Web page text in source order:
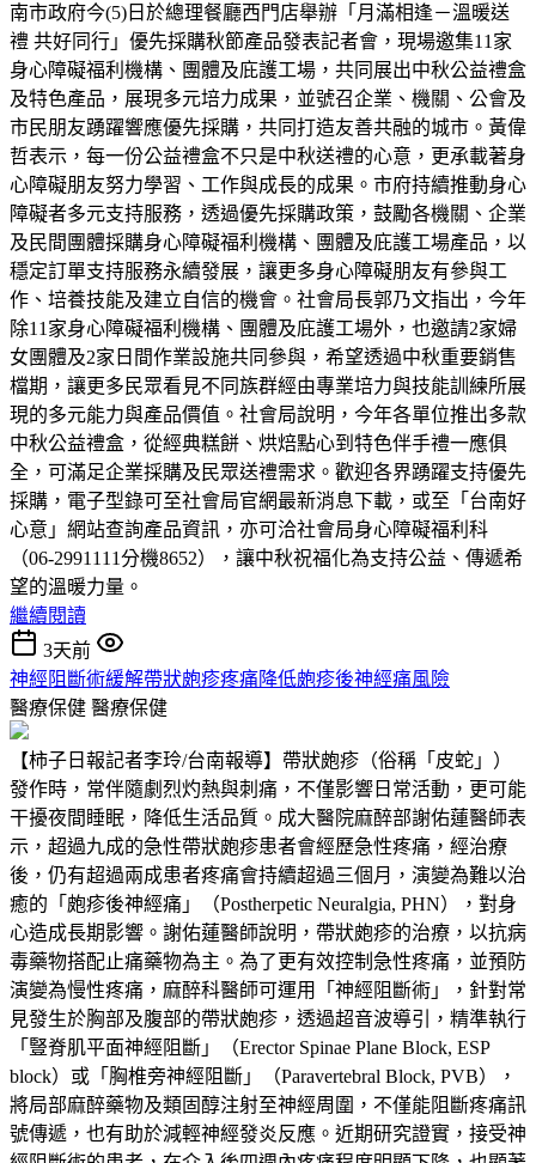
南市政府今(5)日於總理餐廳西門店舉辦「月滿相逢－溫暖送
禮 共好同行」優先採購秋節產品發表記者會，現場邀集11家
身心障礙福利機構、團體及庇護工場，共同展出中秋公益禮盒
及特色產品，展現多元培力成果，並號召企業、機關、公會及
市民朋友踴躍響應優先採購，共同打造友善共融的城市。黃偉
哲表示，每一份公益禮盒不只是中秋送禮的心意，更承載著身
心障礙朋友努力學習、工作與成長的成果。市府持續推動身心
障礙者多元支持服務，透過優先採購政策，鼓勵各機關、企業
及民間團體採購身心障礙福利機構、團體及庇護工場產品，以
穩定訂單支持服務永續發展，讓更多身心障礙朋友有參與工
作、培養技能及建立自信的機會。社會局長郭乃文指出，今年
除11家身心障礙福利機構、團體及庇護工場外，也邀請2家婦
女團體及2家日間作業設施共同參與，希望透過中秋重要銷售
檔期，讓更多民眾看見不同族群經由專業培力與技能訓練所展
現的多元能力與產品價值。社會局說明，今年各單位推出多款
中秋公益禮盒，從經典糕餅、烘焙點心到特色伴手禮一應俱
全，可滿足企業採購及民眾送禮需求。歡迎各界踴躍支持優先
採購，電子型錄可至社會局官網最新消息下載，或至「台南好
心意」網站查詢產品資訊，亦可洽社會局身心障礙福利科
（06-2991111分機8652），讓中秋祝福化為支持公益、傳遞希
望的溫暖力量。
繼續閱讀
3天前
神經阻斷術緩解帶狀皰疹疼痛降低皰疹後神經痛風險
醫療保健 醫療保健
【柿子日報記者李玲/台南報導】帶狀皰疹（俗稱「皮蛇」）
發作時，常伴隨劇烈灼熱與刺痛，不僅影響日常活動，更可能
干擾夜間睡眠，降低生活品質。成大醫院麻醉部謝佑蓮醫師表
示，超過九成的急性帶狀皰疹患者會經歷急性疼痛，經治療
後，仍有超過兩成患者疼痛會持續超過三個月，演變為難以治
癒的「皰疹後神經痛」（Postherpetic Neuralgia, PHN），對身
心造成長期影響。謝佑蓮醫師說明，帶狀皰疹的治療，以抗病
毒藥物搭配止痛藥物為主。為了更有效控制急性疼痛，並預防
演變為慢性疼痛，麻醉科醫師可運用「神經阻斷術」，針對常
見發生於胸部及腹部的帶狀皰疹，透過超音波導引，精準執行
「豎脊肌平面神經阻斷」（Erector Spinae Plane Block, ESP
block）或「胸椎旁神經阻斷」（Paravertebral Block, PVB），
將局部麻醉藥物及類固醇注射至神經周圍，不僅能阻斷疼痛訊
號傳遞，也有助於減輕神經發炎反應。近期研究證實，接受神